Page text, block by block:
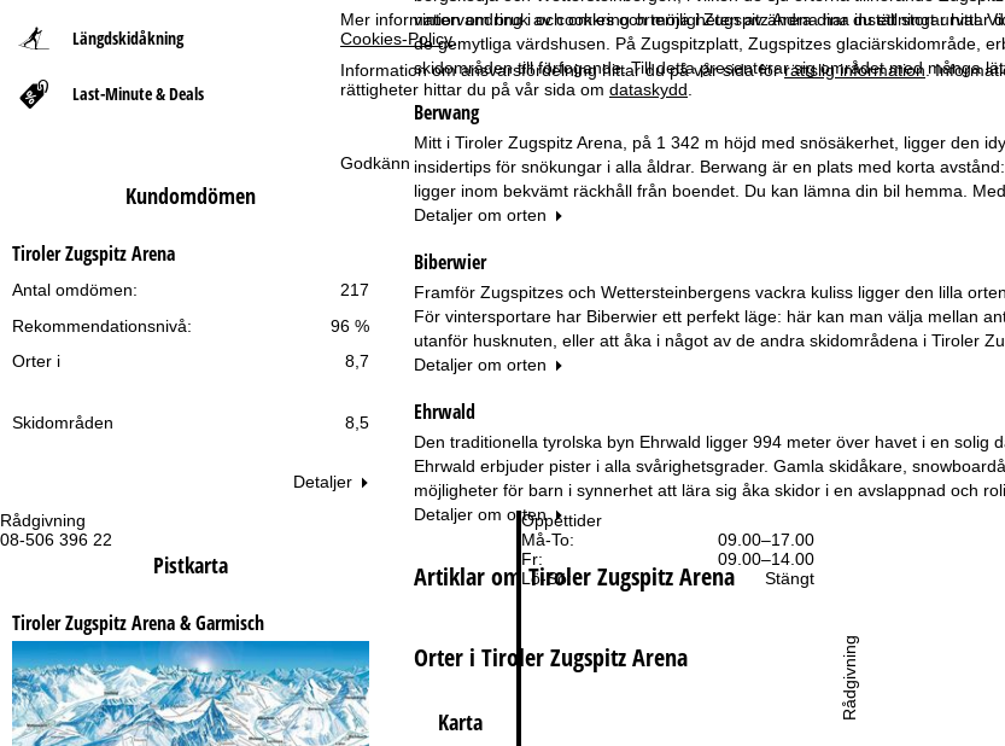
Mer information om bruk av cookies och möjligheten av ändra dina inställningar hittar
Cookies-Policy.
Information om ansvarsfördelning hittar du på vår sida förrättslig information .
rättigheter hittar du på vår sida om dataskydd
Godkänn
Rådgivning
08-506 396 22
Öppettider
Må-To:
09.00–17.00
Fr:
09.00–14.00
Lö-Sö:
Stängt
Rådgivning
Längdskidåkning
Last-Minute & Deals
Kundomdömen
Tiroler Zugspitz Arena
217
Antal omdömen:
96 %
Rekommendationsnivå:
Orter i
8,7
Skidområden 8,5
Detaljer
Pistkarta
Tiroler Zugspitz Arena & Garmisch
t
s
i
d
vintervandring i och omkring orterna i Zugspitz Arena har du ett stort urval.
de gemytliga värdshusen. På Zugspitzplatt, Zugspitzes glaciärskidområde,
skidområden till förfogande. Till detta presenterar sig området med många
Berwang
Mitt i Tiroler Zugspitz Arena, på 1 342 m höjd med snösäkerhet, ligger den
insidertips för snökungar i alla åldrar. Berwang är en plats med korta
ligger inom bekvämt räckhåll från boendet. Du kan lämna din bil hemma.
Detaljer om orten
Biberwier
Framför Zugspitzes och Wettersteinbergens vackra kuliss ligger den lilla
För vintersportare har Biberwier ett perfekt läge: här kan man välja mellan
utanför husknuten, eller att åka i något av de andra skidområdena i Tiroler
Detaljer om orten
Ehrwald
Den traditionella tyrolska byn Ehrwald ligger 994 meter över havet i en solig
Ehrwald erbjuder pister i alla svårighetsgrader. Gamla skidåkare,
möjligheter för barn i synnerhet att lära sig åka skidor i en avslappnad och
Detaljer om orten
Artiklar om Tiroler Zugspitz Arena
Orter i Tiroler Zugspitz Arena
Karta